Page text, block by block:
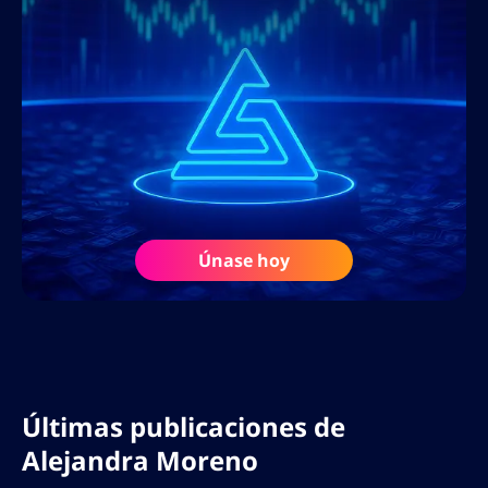
Únase hoy
Últimas publicaciones de
Alejandra Moreno